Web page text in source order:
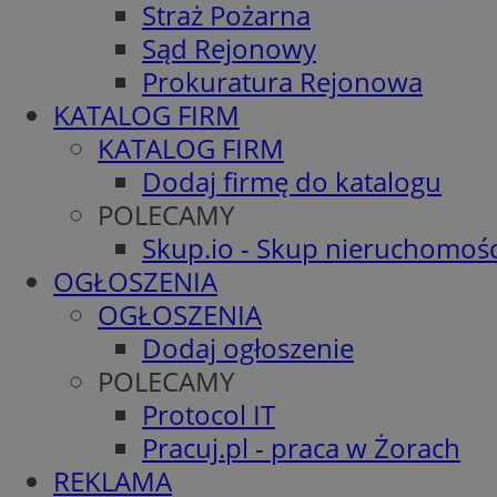
Straż Pożarna
Sąd Rejonowy
Prokuratura Rejonowa
KATALOG FIRM
KATALOG FIRM
Dodaj firmę do katalogu
POLECAMY
Skup.io - Skup
OGŁOSZENIA
OGŁOSZENIA
Dodaj ogłoszenie
POLECAMY
Protocol IT
Pracuj.pl - praca w Żorach
REKLAMA